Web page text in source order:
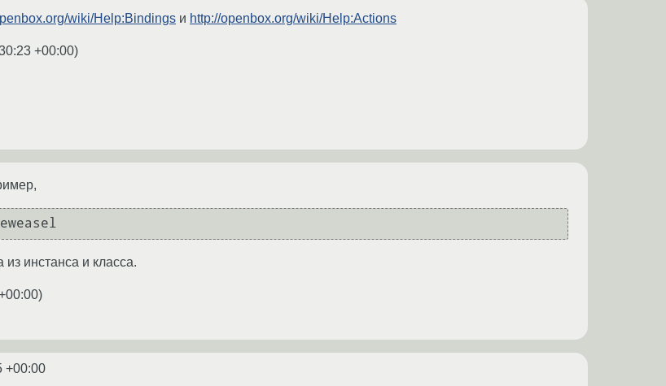
wiki/Help:Bindings и http://openbox.org/wiki/Help:Actions
+00:00)
инстанса и класса.
)
+00:00